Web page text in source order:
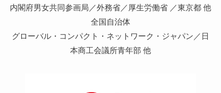
内閣府男女共同参画局／外務省／厚生労働省 ／東京都 他
全国自治体
グローバル・コンパクト・ネットワーク・ジャパン／日
本商工会議所青年部 他